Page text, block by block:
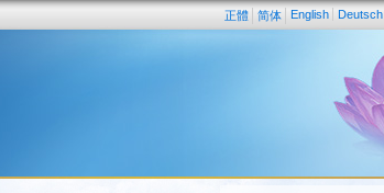
正體 简体 English Deutsch